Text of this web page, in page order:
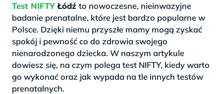
Test NIFTYŁódź to nowoczesne, nieinwazyjne
badanie prenatalne, które jest bardzo popularne w
Polsce. Dzięki niemu przyszłe mamy mogą zyskać
spokój i pewność co do zdrowia swojego
nienarodzonego dziecka. W naszym artykule
dowiesz się, na czym polega test NIFTY, kiedy warto
go wykonać oraz jak wypada na tle innych testów
prenatalnych.